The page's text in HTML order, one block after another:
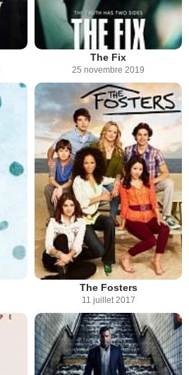
The Fix
25 novembre 2019
The Fosters
11 juillet 2017